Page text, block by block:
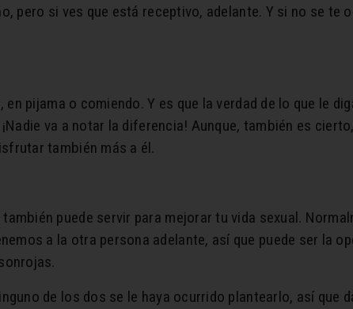
pero si ves que está receptivo, adelante. Y si no se te
pijama o comiendo. Y es que la verdad de lo que le
va a notar la diferencia! Aunque, también es
también más a él.
puede servir para mejorar tu vida sexual.
a la otra persona adelante, así que puede ser la
de los dos se le haya ocurrido plantearlo, así que